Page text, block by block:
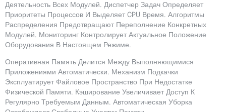
Деятельность Всех Модулей. Диспетчер Задач Определяет
Приоритеты Процессов И Выделяет CPU Время. Алгоритмы
Распределения Предотвращают Переполнение Конкретных
Модулей. Мониторинг Контролирует Актуальное Положение
Оборудования В Настоящем Режиме.
Оперативная Память Делится Между Выполняющимися
Приложениями Автоматически. Механизм Подкачки
Эксплуатирует Файловое Пространство При Недостатке
Физической Памяти. Кэширование Увеличивает Доступ К
Регулярно Требуемым Данным. Автоматическая Уборка